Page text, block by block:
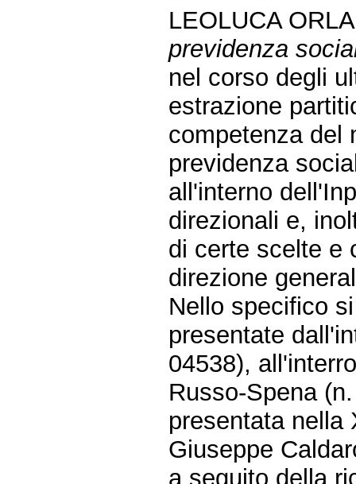
LEOLUCA
previdenza
nel corso degli
estrazione
competenza del
previdenza
all'interno
direzionali e,
di certe scelte e
direzione
Nello specifico
presentate
04538),
Russo-Spena
presentata nella
Giuseppe
a seguito della